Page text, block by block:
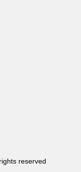
reserved